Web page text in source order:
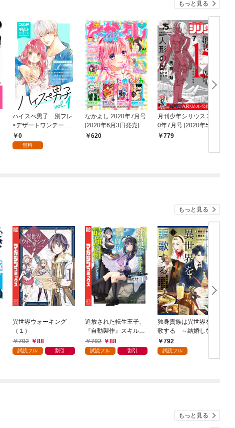
もっと見る
ハイスぺ男子 別フレ
×デザートワンテーマ
コレクション ｖｏ
ｌ．１
0
無料
なかよし 2020年7月号
[2020年6月3日発売]
620
月刊少年シリウス 202
0年7月号 [2020年5月2
6日発売]
779
もっと見る
異世界ウォーキング
（１）
792
88
試読フル 割引
追放された転生王子、
『自動製作』スキルで
領地を爆速で開拓し最
強の村を作ってしまう
792 88
試読フル 割引
独身貴族は異世界を謳
歌する ～結婚しない
男の優雅なおひとりさ
まライフ～（１）
792
試読フル
もっと見る